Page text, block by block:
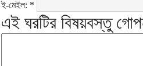
ই-মেইল: *
এই ঘরটির বিষয়বস্তু